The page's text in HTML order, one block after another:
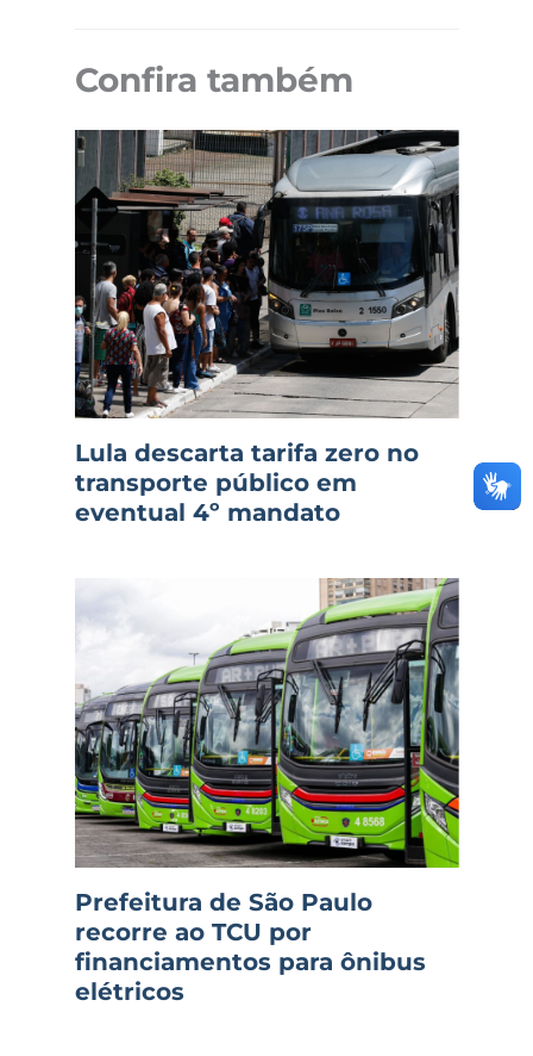
Confira também
Lula descarta tarifa zero no
transporte público em
eventual 4º mandato
Prefeitura de São Paulo
recorre ao TCU por
financiamentos para ônibus
elétricos